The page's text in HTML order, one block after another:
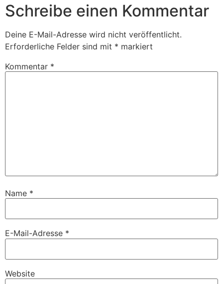
Schreibe einen Kommentar
Deine E-Mail-Adresse wird nicht veröffentlicht.
Erforderliche Felder sind mit * markiert
Kommentar *
Name *
E-Mail-Adresse *
Website